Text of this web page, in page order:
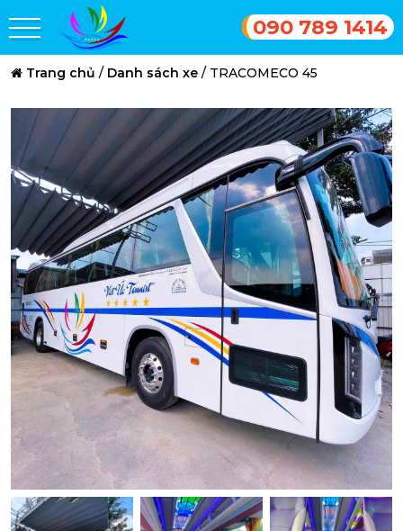
090 789 1414
Trang chủ / Danh sách xe / TRACOMECO 45